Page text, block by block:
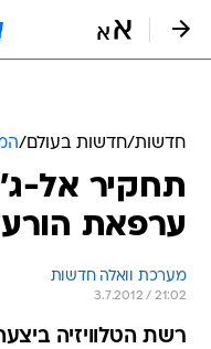
חדשות/חדשות בעולם/
תחקיר אל-
ערפאת
מערכת וואלה חדשות
3.7.2012 / 21:02
רשת הטלוויזיה